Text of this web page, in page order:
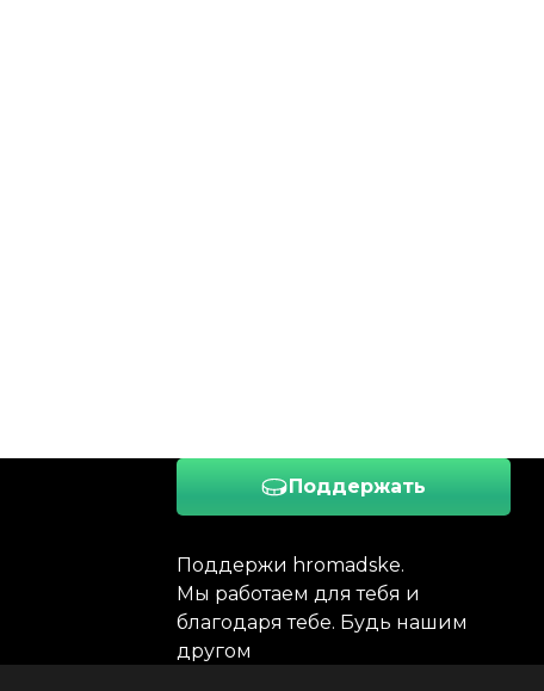
Поддержать
Поддержи hromadske.
Мы работаем для тебя и
благодаря тебе. Будь нашим
другом